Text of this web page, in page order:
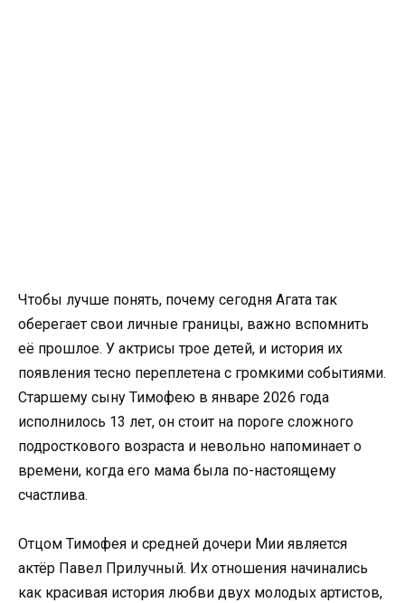
Чтобы лучше понять, почему сегодня Агата так
оберегает свои личные границы, важно вспомнить
её прошлое. У актрисы трое детей, и история их
появления тесно переплетена с громкими событиями.
Старшему сыну Тимофею в январе 2026 года
исполнилось 13 лет, он стоит на пороге сложного
подросткового возраста и невольно напоминает о
времени, когда его мама была по-настоящему
счастлива.
Отцом Тимофея и средней дочери Мии является
актёр Павел Прилучный. Их отношения начинались
как красивая история любви двух молодых артистов,